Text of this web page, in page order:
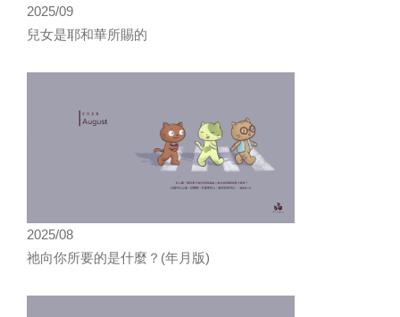
2025/09
兒女是耶和華所賜的
2025/08
祂向你所要的是什麼？(年月版)